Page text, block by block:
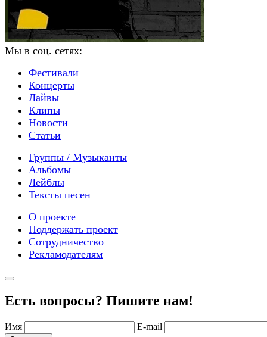
Мы в соц. сетях:
Фестивали
Концерты
Лайвы
Клипы
Новости
Статьи
Группы / Музыканты
Альбомы
Лейблы
Тексты песен
О проекте
Поддержать проект
Сотрудничество
Рекламодателям
Есть вопросы? Пишите нам!
Имя E-mail